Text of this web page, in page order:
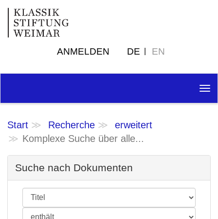
ANMELDEN DE EN
Start Recherche
erweitert
Komplexe Suche über alle...
Suche nach Dokumenten